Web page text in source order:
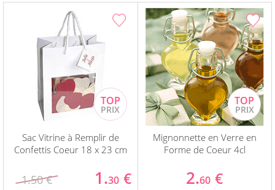
Sac Vitrine à Remplir de
Confettis Coeur 18 x 23 cm
1.50 € 1.30 €
Mignonnette en Verre en
Forme de Coeur 4cl
2.60 €